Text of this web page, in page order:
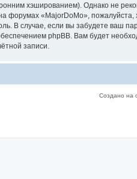
хэшированием). Однако не
форумах «MajorDoMo»,
В случае, если вы забудете ваш
phpBB. Вам будет
записи.
Создано на